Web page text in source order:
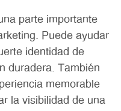
parte importante
Puede ayudar
identidad de
duradera. También
memorable
la visibilidad de una